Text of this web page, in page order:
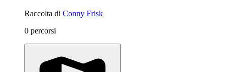
Raccolta di Conny Frisk
0 percorsi